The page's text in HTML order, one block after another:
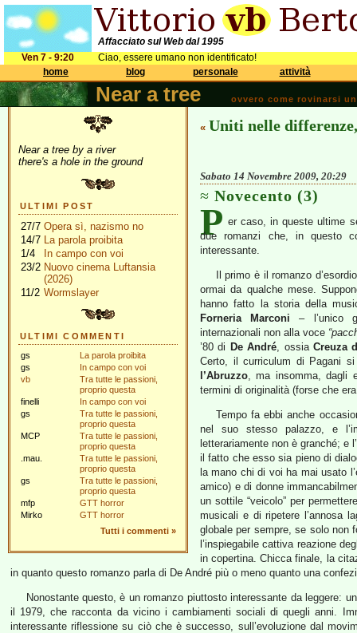
Affacciato sul Web dal 1995
Ven 7 - 9:20
Ciao, essere umano non identificato!
home
blog personale attività
Near a tree ovvero come rovinarsi
Near a tree by a river
there's a hole in the ground
ULTIMI POST
27/7 Opera sì, nazismo no
14/7 La parola proibita
1/4
In campo con voi
23/2 Nuovo cinema Luftansia
(2026)
11/2 Wormslayer
ULTIMI COMMENTI
gs
La parola proibita
gs
In campo con voi
vb
Tra tutte le passioni,
proprio questa
finelli
In campo con voi
gs
Tra tutte le passioni,
proprio questa
MCP
Tra tutte le passioni,
proprio questa
.mau.
Tra tutte le passioni,
proprio questa
gs
Tra tutte le passioni,
proprio questa
mfp
GTT horror
Mirko
GTT horror
Tutti i commenti »
« Uniti nelle
Sabato 14 Novembre 2009, 20:29
Novecento (3)
P er caso, in queste ultime
due romanzi che, in questo
interessante.
Il primo è il romanzo
ormai da qualche mese.
hanno fatto la storia della
Forneria Marconi – l’unico
internazionali non alla voce
’80 di De André, ossia Creuza
Certo, il curriculum di Pagani
l’Abruzzo, ma insomma, dagli
termini di originalità (forse che
Tempo fa ebbi anche
nel suo stesso palazzo, e
letterariamente non è granché; e
il fatto che esso sia pieno di
la mano chi di voi ha mai usato
amico) e di donne
un sottile “veicolo” per
musicali e di ripetere l’annosa
globale per sempre, se solo non
l’inspiegabile cattiva reazione
in copertina. Chicca finale, la
in quanto questo romanzo parla di De André più o meno quanto una
Nonostante questo, è un romanzo piuttosto interessante da leggere:
il 1979, che racconta da vicino i cambiamenti sociali di quegli anni.
interessante riflessione su ciò che è successo, sull’evoluzione dal